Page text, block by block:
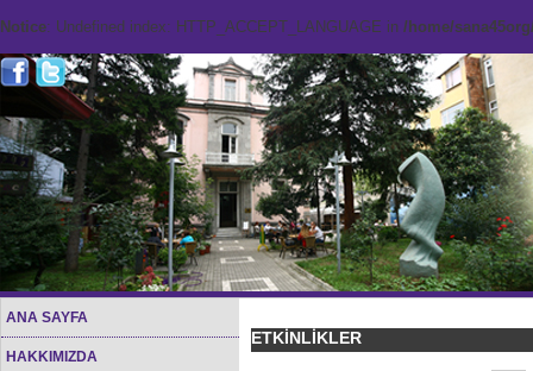
Notice: Undefined index: HTTP_ACCEPT_LANGUAGE in /home/
ANA SAYFA
HAKKIMIZDA
ETKİNLİKLER